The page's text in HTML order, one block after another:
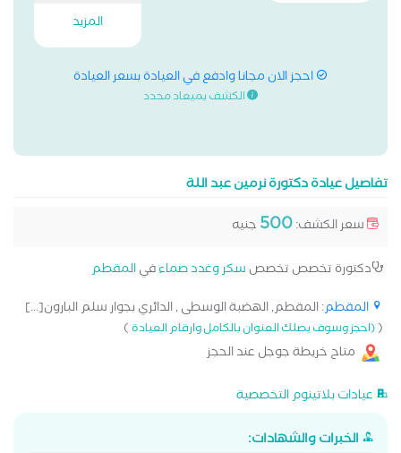
المزيد
احجز الان مجانا وادفع في العيادة بسعر العيادة
الكشف بميعاد محدد
تفاصيل عيادة دكتورة نرمين عبد اللة
سعر الكشف:500 جنيه
دكتورة تخصص تخصص سكر وغدد صماءفيالمقطم
المقطم: المقطم, الهضبة الوسطى , الدائري بجوار سلم البارون[...]
((احجز وسوف يصلك العنوان بالكامل وارقام العيادة)
متاح خريطة جوجل عند الحجز
عيادات بلاتينوم التخصصية
الخبرات والشهادات: